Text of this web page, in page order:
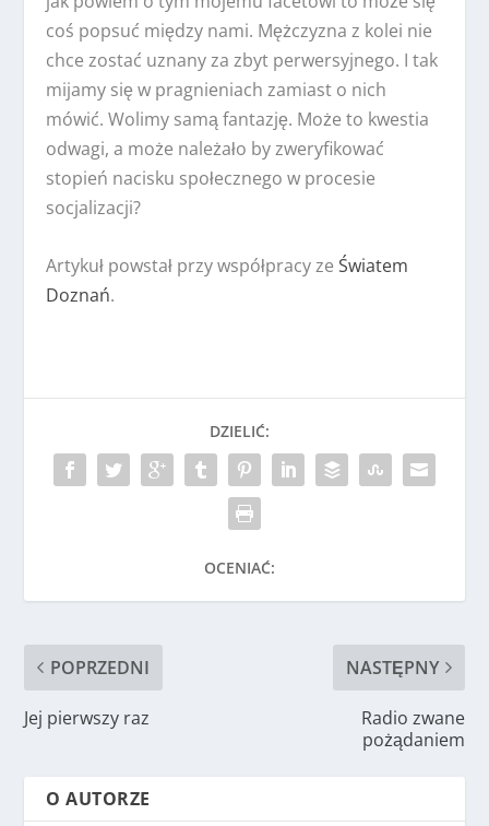
coś popsuć między nami. Mężczyzna z kolei nie
chce zostać uznany za zbyt perwersyjnego. I tak
mijamy się w pragnieniach zamiast o nich
mówić. Wolimy samą fantazję. Może to kwestia
odwagi, a może należało by zweryfikować
stopień nacisku społecznego w procesie
socjalizacji?
Artykuł powstał przy współpracy zeŚwiatem
Doznań.
DZIELIĆ:
OCENIAĆ:
POPRZEDNI
Jej pierwszy raz
NASTĘPNY
Radio zwane
pożądaniem
O AUTORZE